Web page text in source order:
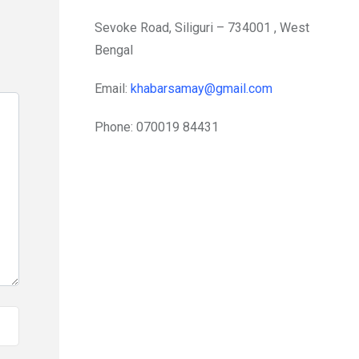
Sevoke Road, Siliguri – 734001 , West
Bengal
Email: khabarsamay@gmail.com
Phone: 070019 84431